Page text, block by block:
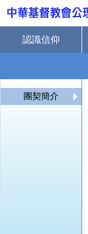
認識信仰
團契簡介